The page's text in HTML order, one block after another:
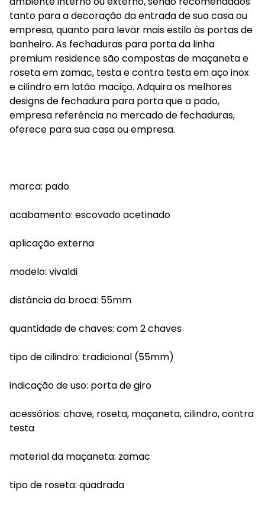
tanto para a decoração da entrada de sua casa ou
empresa, quanto para levar mais estilo às portas de
banheiro. As fechaduras para porta da linha
premium residence são compostas de maçaneta e
roseta em zamac, testa e contra testa em aço inox
e cilindro em latão maciço. Adquira os melhores
designs de fechadura para porta que a pado,
empresa referência no mercado de fechaduras,
oferece para sua casa ou empresa.
marca: pado
acabamento: escovado acetinado
aplicação externa
modelo: vivaldi
distância da broca: 55mm
quantidade de chaves: com 2 chaves
tipo de cilindro: tradicional (55mm)
indicação de uso: porta de giro
acessórios: chave, roseta, maçaneta, cilindro, contra
testa
material da maçaneta: zamac
tipo de roseta: quadrada